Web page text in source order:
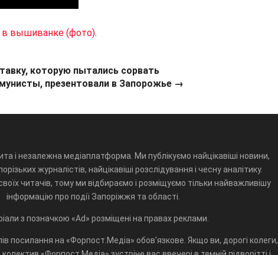
в вышиванке (фото).
которую пытались сорвать
презентовали в Запорожье →
і незалежна медіаплатформа. Ми публікуємо найцікавіші новини,
журналістів, найцікавіші розслідування і чесну аналітику.
читачів, тому ми відбираємо і розміщуємо тільки найважливішу
інформацію про події Запоріжжя та області.
з позначкою «Ad» розміщені на правах реклами.
посилання на «Форпост.Медіа» обов'язкове. Якщо ви, дорогі колеги,